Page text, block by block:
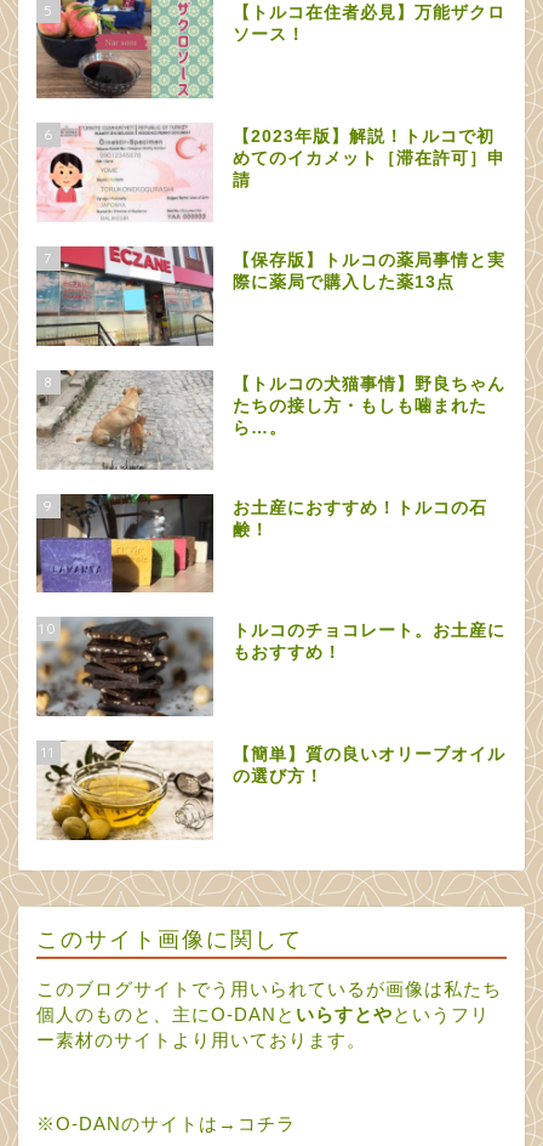
5
【トルコ在住者必見】万能ザクロ
ソース！
6
【2023年版】解説！トルコで初
めてのイカメット［滞在許可］申
請
7
【保存版】トルコの薬局事情と実
際に薬局で購入した薬13点
8
【トルコの犬猫事情】野良ちゃん
たちの接し方・もしも噛まれた
ら…。
9
お土産におすすめ！トルコの石
鹸！
10
トルコのチョコレート。お土産に
もおすすめ！
11
【簡単】質の良いオリーブオイル
の選び方！
このサイト画像に関して
このブログサイトでう用いられているが画像は私たち
個人のものと、主にO-DANと いらすとやというフリ
ー素材のサイトより用いております。
※O-DANのサイトは→ コチラ